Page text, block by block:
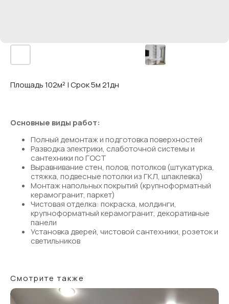
Площадь 102м² | Срок 5м 21дн
Основные виды работ:
Полный демонтаж и подготовка поверхностей
Разводка электрики, слаботочной системы и
сантехники по ГОСТ
Выравнивание стен, полов, потолков (штукатурка,
стяжка, подвесные потолки из ГКЛ, шпаклевка)
Монтаж напольных покрытий (крупноформатный
керамогранит, паркет)
Чистовая отделка: покраска, молдинги,
крупноформатный керамогранит, декоративные
панели
Установка дверей, чистовой сантехники, розеток и
светильников
Смотрите также